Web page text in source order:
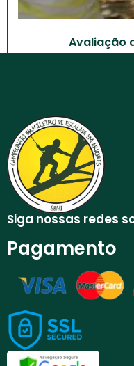
Avaliação
Siga nossas redes
Pagamento